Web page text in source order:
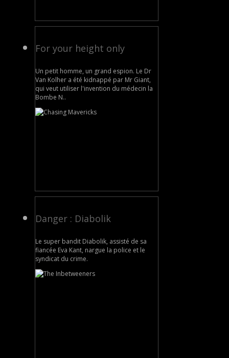
For your height only
Un petit homme, un grand espion. Le Dr
Van Kolher a été kidnappé par Mr Giant,
qui veut utiliser l'invention du médecin la
Bombe N..
Danger : Diabolik
Le super bandit Diabolik, assisté de sa
fiancée Eva Kant, nargue la police et le
syndicat du crime.